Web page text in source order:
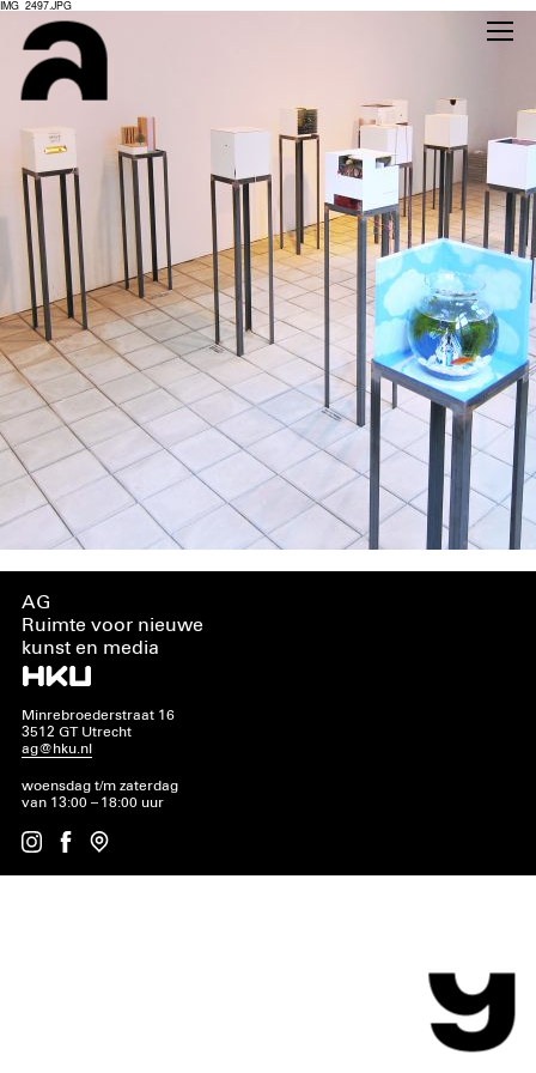
IMG_2497.JPG
AG
Ruimte voor nieuwe
kunst en media
Minrebroederstraat 16
3512 GT Utrecht
ag@hku.nl
woensdag t/m zaterdag
van 13:00 – 18:00 uur